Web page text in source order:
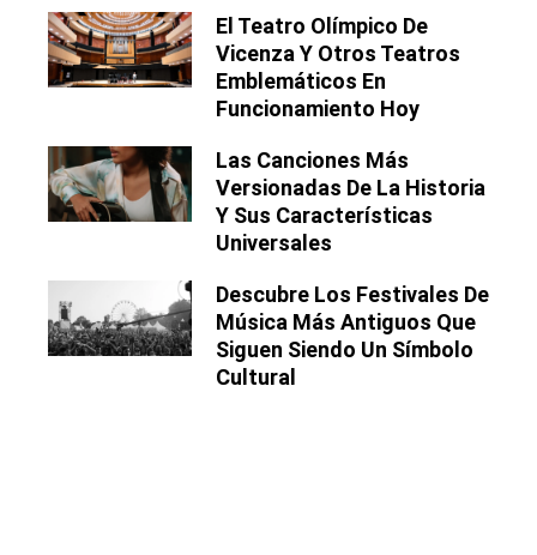
El Teatro Olímpico De
Vicenza Y Otros Teatros
Emblemáticos En
Funcionamiento Hoy
Las Canciones Más
Versionadas De La Historia
Y Sus Características
Universales
Descubre Los Festivales De
Música Más Antiguos Que
Siguen Siendo Un Símbolo
Cultural